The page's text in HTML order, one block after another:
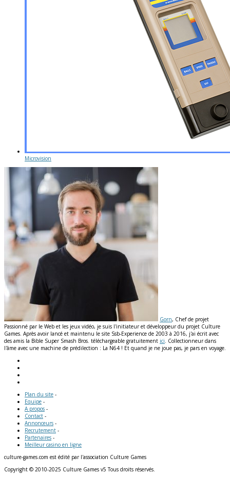
Microvision
Gorn, Chef de projet
Passionné par le Web et les jeux vidéo, je suis l'initiateur et développeur du projet Culture
Games. Après avoir lancé et maintenu le site Ssb-Experience de 2003 à 2016, j'ai écrit avec
des amis la Bible Super Smash Bros. téléchargeable gratuitement ici . Collectionneur dans
l'âme avec une machine de prédilection : La N64 ! Et quand je ne joue pas, je pars en voyage.
Plan du site -
Equipe -
A propos -
Contact -
Annonceurs -
Recrutement -
Partenaires -
Meilleur casino en ligne
culture-games.com est édité par l'association Culture Games
Copyright © 2010-2025 Culture Games v5 Tous droits réservés.